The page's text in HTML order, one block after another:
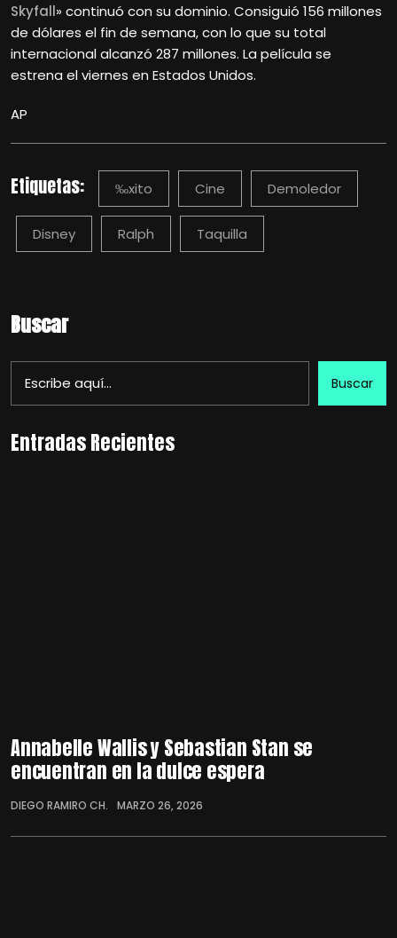
Skyfall» continuó con su dominio. Consiguió 156 millones
de dólares el fin de semana, con lo que su total
internacional alcanzó 287 millones. La película se
estrena el viernes en Estados Unidos.
AP
Etiquetas: ‰xito Cine Demoledor
Disney Ralph Taquilla
Buscar
Buscar
Entradas Recientes
Annabelle Wallis y Sebastian Stan se
encuentran en la dulce espera
DIEGO RAMIRO CH. MARZO 26, 2026